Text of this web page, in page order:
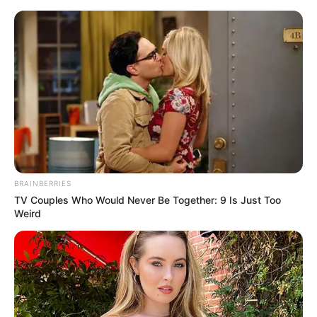
Superbohaterowie Marvela#10:
Kapitan Marvel - prezentacja
komiksu
Mateusz Zaczyk 10 maja 2017 Aktualności
BRAINBERRIES
TV Couples Who Would Never Be Together: 9 Is Just Too
Weird